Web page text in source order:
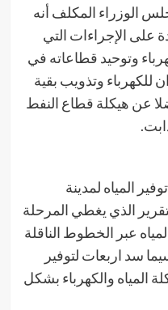
الوزراء المكلف أنه
على الإجراءات التي
وتوحيد قطاعاته في
وتذويب بقية
عن هيكلة قطاع النفط
المياه لمدينة
الذي يغطي المرحلة
وتوصيل المياه عبر الخطوط الناقلة
سد اربعات لتوفير
المياه والكهرباء بشكل